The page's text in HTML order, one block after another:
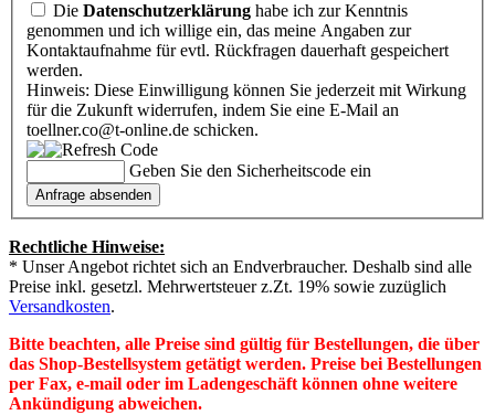
Die Datenschutzerklärung habe ich zur Kenntnis
genommen und ich willige ein, das meine Angaben zur
Kontaktaufnahme für evtl. Rückfragen dauerhaft gespeichert
werden.
Hinweis: Diese Einwilligung können Sie jederzeit mit Wirkung
für die Zukunft widerrufen, indem Sie eine E-Mail an
toellner.co@t-online.de schicken.
Geben Sie den Sicherheitscode ein
Rechtliche Hinweise:
* Unser Angebot richtet sich an Endverbraucher. Deshalb sind alle
Preise inkl. gesetzl. Mehrwertsteuer z.Zt. 19% sowie zuzüglich
Versandkosten.
Bitte beachten, alle Preise sind gültig für Bestellungen, die über
das Shop-Bestellsystem getätigt werden. Preise bei Bestellungen
per Fax, e-mail oder im Ladengeschäft können ohne weitere
Ankündigung abweichen.